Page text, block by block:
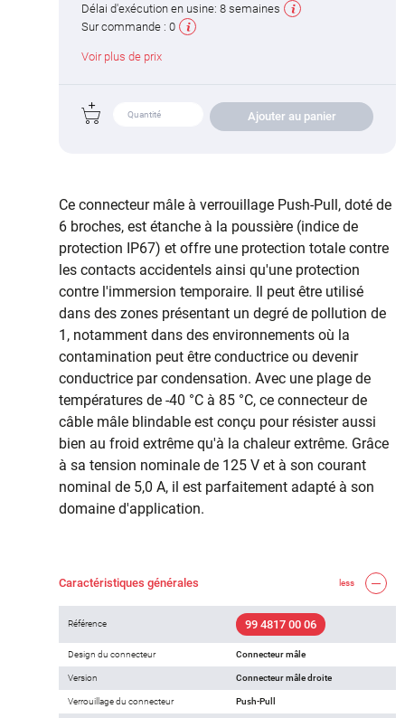
Délai d'exécution en usine: 8 semaines
Sur commande : 0
Voir plus de prix
Ajouter au panier
Ce connecteur mâle à verrouillage Push-Pull, doté de
6 broches, est étanche à la poussière (indice de
protection IP67) et offre une protection totale contre
les contacts accidentels ainsi qu'une protection
contre l'immersion temporaire. Il peut être utilisé
dans des zones présentant un degré de pollution de
1, notamment dans des environnements où la
contamination peut être conductrice ou devenir
conductrice par condensation. Avec une plage de
températures de -40 °C à 85 °C, ce connecteur de
câble mâle blindable est conçu pour résister aussi
bien au froid extrême qu'à la chaleur extrême. Grâce
à sa tension nominale de 125 V et à son courant
nominal de 5,0 A, il est parfaitement adapté à son
domaine d'application.
Caractéristiques générales less
Référence 99 4817 00 06
Design du connecteur Connecteur mâle
Version Connecteur mâle droite
Verrouillage du connecteur Push-Pull